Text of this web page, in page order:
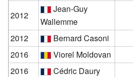
2012
Jean-Guy
Wallemme
2012
Bernard Casoni
2016
Viorel Moldovan
2016
Cédric Daury